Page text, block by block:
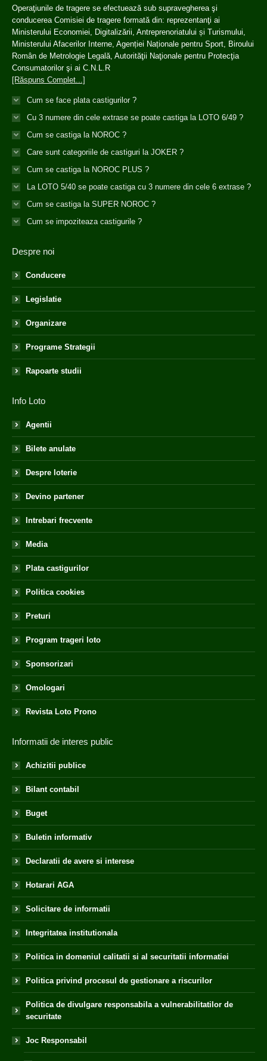
Operaţiunile de tragere se efectuează sub supravegherea şi
conducerea Comisiei de tragere formată din: reprezentanţi ai
Ministerului Economiei, Digitalizării, Antreprenoriatului și Turismului,
Ministerului Afacerilor Interne, Agenției Naționale pentru Sport, Biroului
Român de Metrologie Legală, Autorităţii Naţionale pentru Protecţia
Consumatorilor şi ai C.N.L.R
[Răspuns Complet...]
Cum se face plata castigurilor ?
Cu 3 numere din cele extrase se poate castiga la LOTO 6/49 ?
Cum se castiga la NOROC ?
Care sunt categoriile de castiguri la JOKER ?
Cum se castiga la NOROC PLUS ?
La LOTO 5/40 se poate castiga cu 3 numere din cele 6 extrase ?
Cum se castiga la SUPER NOROC ?
Cum se impoziteaza castigurile ?
Despre noi
Conducere
Legislatie
Organizare
Programe Strategii
Rapoarte studii
Info Loto
Agentii
Bilete anulate
Despre loterie
Devino partener
Intrebari frecvente
Media
Plata castigurilor
Politica cookies
Preturi
Program trageri loto
Sponsorizari
Omologari
Revista Loto Prono
Informatii de interes public
Achizitii publice
Bilant contabil
Buget
Buletin informativ
Declaratii de avere si interese
Hotarari AGA
Solicitare de informatii
Integritatea institutionala
Politica in domeniul calitatii si al securitatii informatiei
Politica privind procesul de gestionare a riscurilor
Politica de divulgare responsabila a vulnerabilitatilor de
securitate
Joc Responsabil